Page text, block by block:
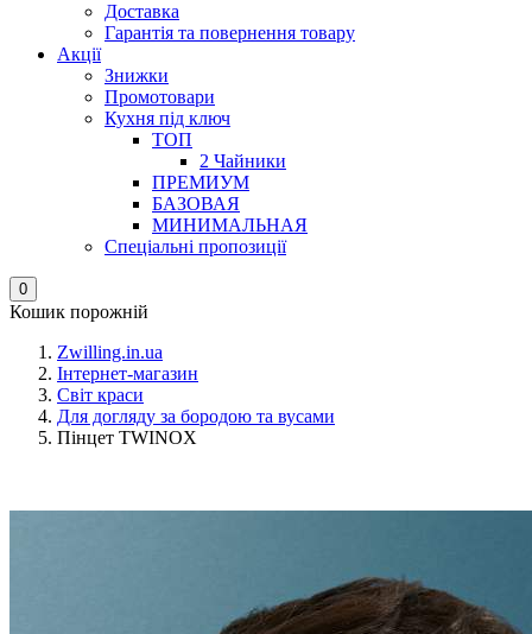
Доставка
Гарантія та повернення товару
Акції
Знижки
Промотовари
Кухня під ключ
ТОП
2 Чайники
ПРЕМИУМ
БАЗОВАЯ
МИНИМАЛЬНАЯ
Спеціальні пропозиції
0
Кошик порожній
Zwilling.in.ua
Інтернет-магазин
Світ краси
Для догляду за бородою та вусами
Пінцет TWINOX